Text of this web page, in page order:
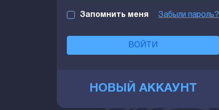
Запомнить меня Забыли пароль?
ВОЙТИ
НОВЫЙ АККАУНТ